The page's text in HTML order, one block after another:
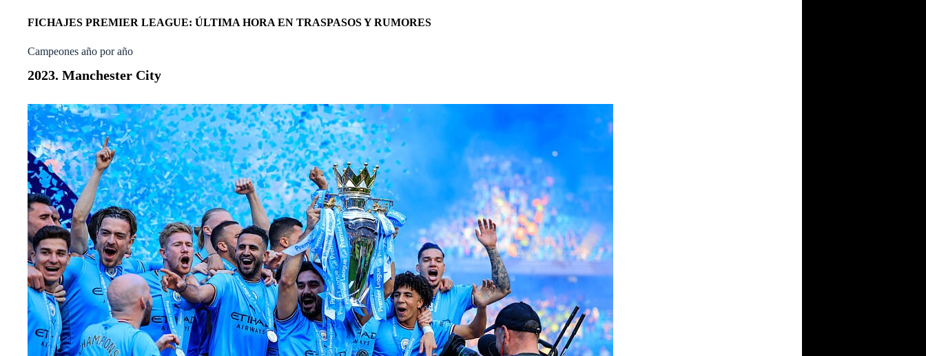
FICHAJES PREMIER LEAGUE: ÚLTIMA HORA EN TRASPASOS Y RUMORES
Campeones año por año
2023. Manchester City